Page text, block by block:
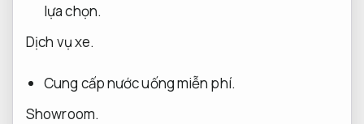
lựa chọn.
Dịch vụ xe.
Cung cấp nước uống miễn phí.
Showroom.